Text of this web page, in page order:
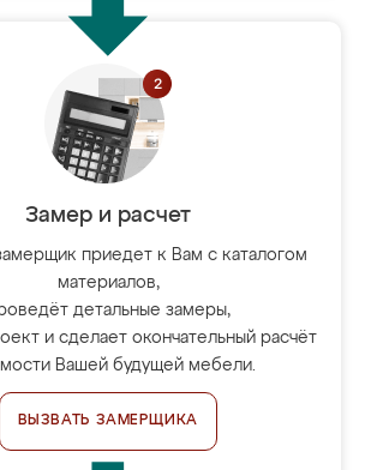
Замер и расчет
приедет к Вам с каталогом
материалов,
детальные замеры,
и сделает окончательный расчёт
Вашей будущей мебели.
ВЫЗВАТЬ ЗАМЕРЩИКА